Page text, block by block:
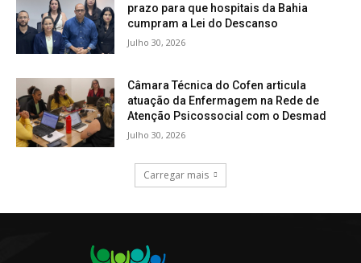
prazo para que hospitais da Bahia
cumpram a Lei do Descanso
Julho 30, 2026
Câmara Técnica do Cofen articula
atuação da Enfermagem na Rede de
Atenção Psicossocial com o Desmad
Julho 30, 2026
Carregar mais